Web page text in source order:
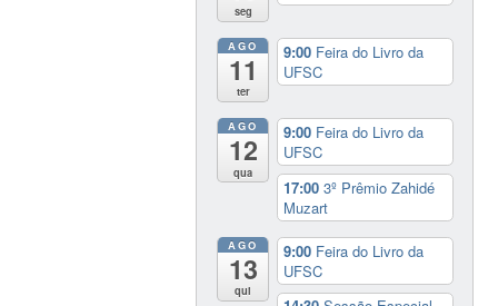
seg
AGO
11
ter
9:00 Feira do Livro da
UFSC
AGO
12
qua
9:00 Feira do Livro da
UFSC
17:003º Prêmio Zahidé
Muzart
AGO
13
qui
9:00 Feira do Livro da
UFSC